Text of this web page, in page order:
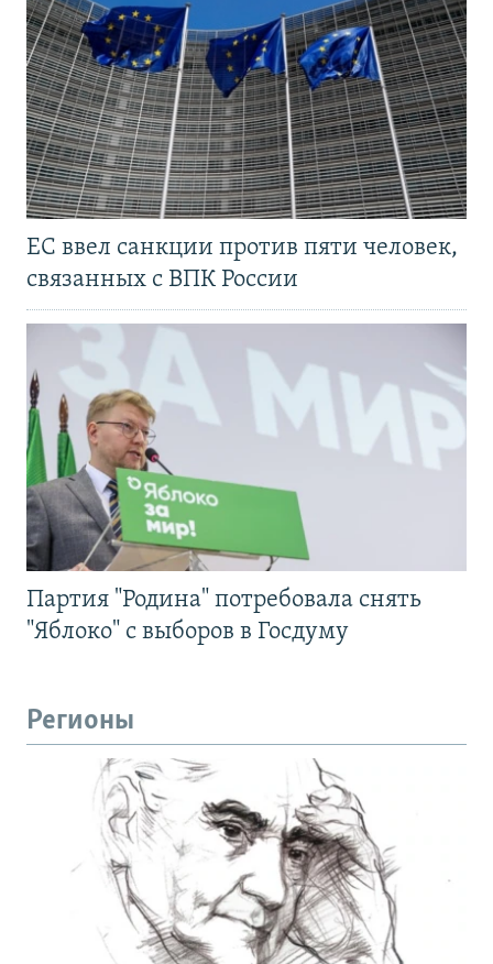
ЕС ввел санкции против пяти человек,
связанных с ВПК России
Партия "Родина" потребовала снять
"Яблоко" с выборов в Госдуму
Регионы